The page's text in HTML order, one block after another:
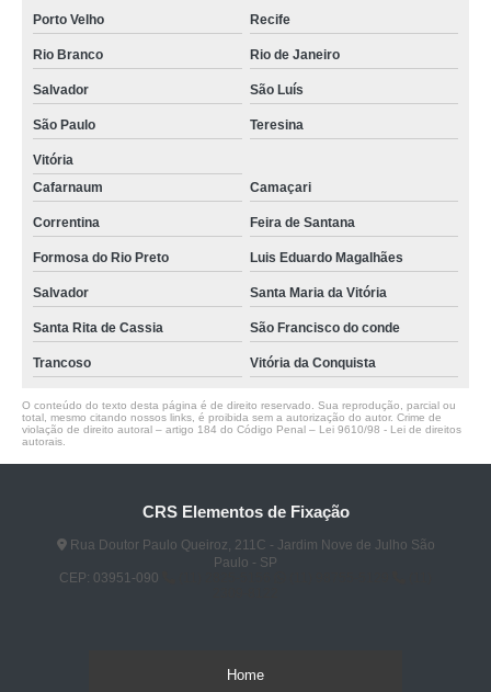
Porto Velho Recife
Rio Branco Rio de Janeiro
Salvador São Luís
São Paulo Teresina
Vitória
Cafarnaum
Camaçari
Correntina Feira de Santana
Formosa do Rio Preto Luis Eduardo Magalhães
Salvador Santa Maria da Vitória
Santa Rita de Cassia São Francisco do conde
Trancoso Vitória da Conquista
O conteúdo do texto desta página é de direito reservado. Sua reprodução, parcial ou
total, mesmo citando nossos links, é proibida sem a autorização do autor. Crime de
violação de direito autoral – artigo 184 do Código Penal – Lei 9610/98 - Lei de direitos
autorais
CRS Elementos de Fixação
Rua Doutor Paulo Queiroz, 211C - Jardim Nove de Julho São
Paulo - SP
CEP: 03951-090
Home